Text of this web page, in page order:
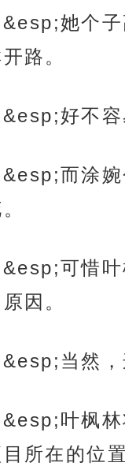
她个子
路。
好不容
而涂婉
可惜叶
因。
当然，
叶枫
所在的位置